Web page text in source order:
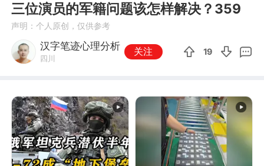
三位演员的军籍问题该怎样解决？359
声明：个人原创，仅供参考
汉字笔迹心理分析
四川
关注 19